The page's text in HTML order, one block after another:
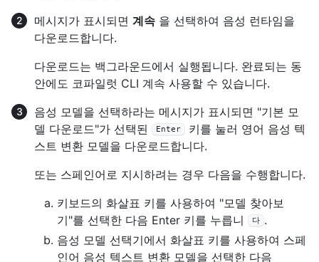
메시지가 표시되면 계속 을 선택하여 음성 런타임을
다운로드합니다.
다운로드는 백그라운드에서 실행됩니다. 완료되는 동
안에도 코파일럿 CLI 계속 사용할 수 있습니다.
음성 모델을 선택하라는 메시지가 표시되면 "기본 모
델 다운로드"가 선택된
Enter
키를 눌러 영어 음성 텍
스트 변환 모델을 다운로드합니다.
또는 스페인어로 지시하려는 경우 다음을 수행합니다.
키보드의 화살표 키를 사용하여 "모델 찾아보
기"를 선택한 다음 Enter 키를 누릅니
다 .
음성 모델 선택기에서 화살표 키를 사용하여 스페
인어 음성 텍스트 변환 모델을 선택한 다음